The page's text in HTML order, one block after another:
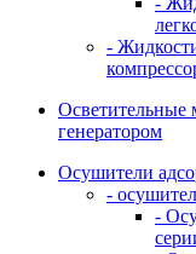
-
Осветительные
генератором
Осушители
-
-